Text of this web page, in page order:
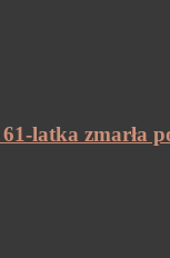
61-latka zmarła